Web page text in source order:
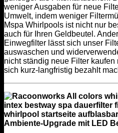
weniger Ausgaben für neue
Umwelt, indem weniger
Mspa Whirlpools ist nicht nur
auch für Ihren Geldbeutel.
Einwegfilter lässt sich unser
auswaschen und
nicht ständig neue Filter
sich kurz-langfristig bezahlt
Ambiente-Upgrade mit LED